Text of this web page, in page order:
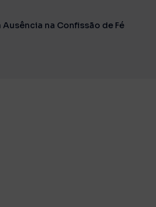
na Confissão de Fé